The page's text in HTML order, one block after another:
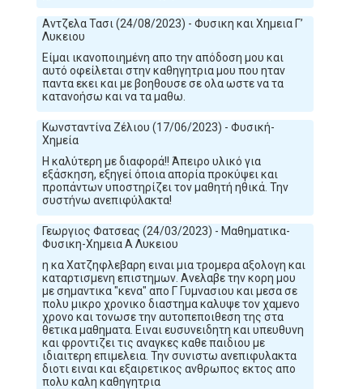
Αντζελα Τασι (24/08/2023) - Φυσικη και Χημεια Γ’
Λυκειου
Είμαι ικανοποιημένη απο την απόδοση μου και
αυτό οφείλεται στην καθηγητρια μου που ηταν
παντα εκει και με βοηθουσε σε ολα ωστε να τα
κατανοήσω και να τα μαθω.
Κωνσταντίνα Ζέλιου (17/06/2023) - Φυσική-
Χημεία
Η καλύτερη με διαφορά!! Άπειρο υλικό για
εξάσκηση, εξηγεί όποια απορία προκύψει και
προπάντων υποστηρίζει τον μαθητή ηθικά. Την
συστήνω ανεπιφύλακτα!
Γεωργιος Φατσεας (24/03/2023) - Μαθηματικα-
Φυσικη-Χημεια Α Λυκειου
η κα Χατζηφλεβαρη ειναι μια τρομερα αξολογη και
καταρτισμενη επιστημων. Ανελαβε την κορη μου
με σημαντικα "κενα" απο Γ Γυμνασιου και μεσα σε
πολυ μικρο χρονικο διαστημα καλυψε τον χαμενο
χρονο και τονωσε την αυτοπεποιθεση της στα
θετικα μαθηματα. Ειναι ευσυνειδητη και υπευθυνη
και φροντιζει τις αναγκες καθε παιδιου με
ιδιαιτερη επιμελεια. Την συνιστω ανεπιφυλακτα
διοτι ειναι και εξαιρετικος ανθρωπος εκτος απο
πολυ καλη καθηγητρια